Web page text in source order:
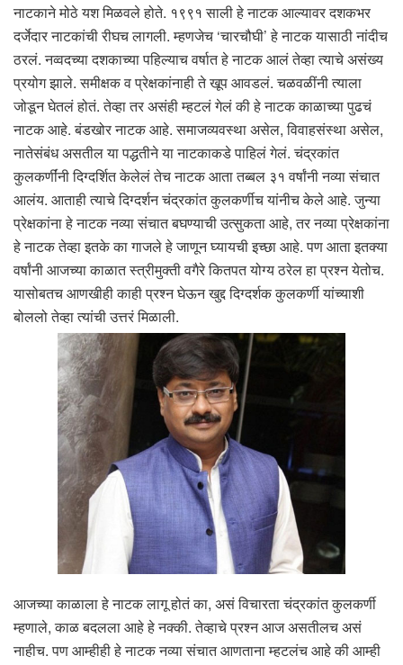
नाटकाने मोठे यश मिळवले होते. १९९१ साली हे नाटक आल्यावर दशकभर
दर्जेदार नाटकांची रीघच लागली. म्हणजेच ‘चारचौघी’ हे नाटक यासाठी नांदीच
ठरलं. नव्वदच्या दशकाच्या पहिल्याच वर्षात हे नाटक आलं तेव्हा त्याचे असंख्य
प्रयोग झाले. समीक्षक व प्रेक्षकांनाही ते खूप आवडलं. चळवळींनी त्याला
जोडून घेतलं होतं. तेव्हा तर असंही म्हटलं गेलं की हे नाटक काळाच्या पुढचं
नाटक आहे. बंडखोर नाटक आहे. समाजव्यवस्था असेल, विवाहसंस्था असेल,
नातेसंबंध असतील या पद्धतीने या नाटकाकडे पाहिलं गेलं. चंद्रकांत
कुलकर्णींनी दिग्दर्शित केलेलं तेच नाटक आता तब्बल ३१ वर्षांनी नव्या संचात
आलंय. आताही त्याचे दिग्दर्शन चंद्रकांत कुलकर्णीच यांनीच केले आहे. जुन्या
प्रेक्षकांना हे नाटक नव्या संचात बघण्याची उत्सुकता आहे, तर नव्या प्रेक्षकांना
हे नाटक तेव्हा इतके का गाजले हे जाणून घ्यायची इच्छा आहे. पण आता इतक्या
वर्षांनी आजच्या काळात स्त्रीमुक्ती वगैरे कितपत योग्य ठरेल हा प्रश्न येतोच.
यासोबतच आणखीही काही प्रश्न घेऊन खुद्द दिग्दर्शक कुलकर्णी यांच्याशी
बोललो तेव्हा त्यांची उत्तरं मिळाली.
आजच्या काळाला हे नाटक लागू होतं का, असं विचारता चंद्रकांत कुलकर्णी
म्हणाले, काळ बदलला आहे हे नक्की. तेव्हाचे प्रश्न आज असतीलच असं
नाहीच. पण आम्हीही हे नाटक नव्या संचात आणताना म्हटलंच आहे की आम्ही